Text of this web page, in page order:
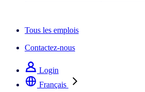
Tous les emplois
Contactez-nous
Login
Français